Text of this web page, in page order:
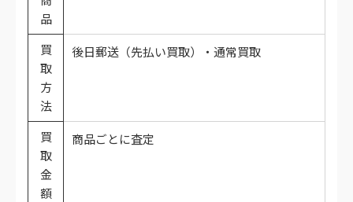
品
買
取
方
法
後日郵送（先払い買取）・通常買取
買
取
金
額
商品ごとに査定